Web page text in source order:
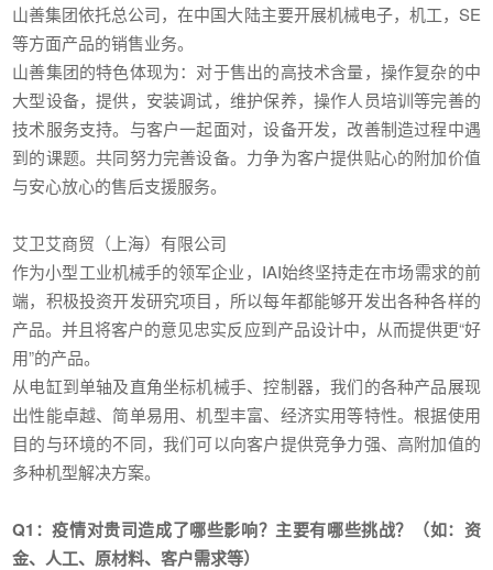
山善集团依托总公司，在中国大陆主要开展机械电子，机工，SE
等方面产品的销售业务。
山善集团的特色体现为：对于售出的高技术含量，操作复杂的中
大型设备，提供，安装调试，维护保养，操作人员培训等完善的
技术服务支持。与客户一起面对，设备开发，改善制造过程中遇
到的课题。共同努力完善设备。力争为客户提供贴心的附加价值
与安心放心的售后支援服务。
艾卫艾商贸（上海）有限公司
作为小型工业机械手的领军企业，IAI始终坚持走在市场需求的前
端，积极投资开发研究项目，所以每年都能够开发出各种各样的
产品。并且将客户的意见忠实反应到产品设计中，从而提供更“好
用”的产品。
从电缸到单轴及直角坐标机械手、控制器，我们的各种产品展现
出性能卓越、简单易用、机型丰富、经济实用等特性。根据使用
目的与环境的不同，我们可以向客户提供竞争力强、高附加值的
多种机型解决方案。
Q1：疫情对贵司造成了哪些影响？主要有哪些挑战？（如：资
金、人工、原材料、客户需求等）